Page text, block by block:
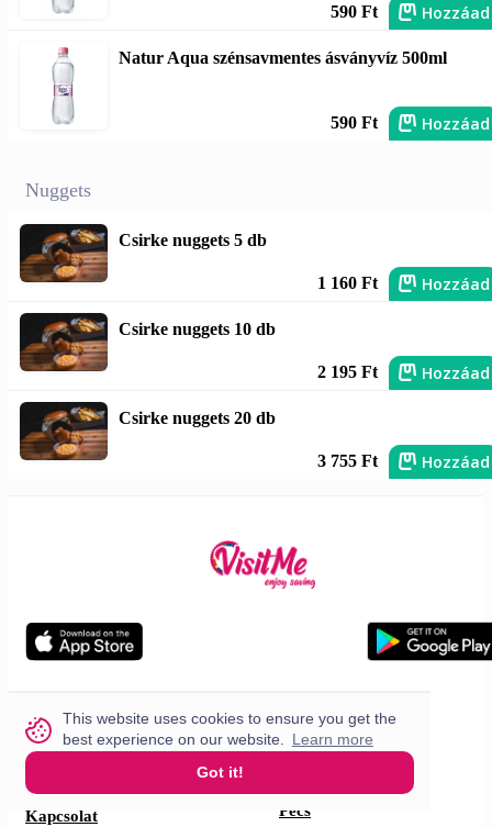
This website uses cookies to ensure you get the
best experience on our website.
Learn more
Got it!
590 Ft Hozzáad
Natur Aqua szénsavmentes ásványvíz 500ml
590 Ft Hozzáad
Nuggets
Csirke nuggets 5 db
1 160 Ft Hozzáad
Csirke nuggets 10 db
2 195 Ft Hozzáad
Csirke nuggets 20 db
3 755 Ft Hozzáad
Hadd segítsünk
Önnek
Rólunk
Kapcsolat
Városok
Pécs